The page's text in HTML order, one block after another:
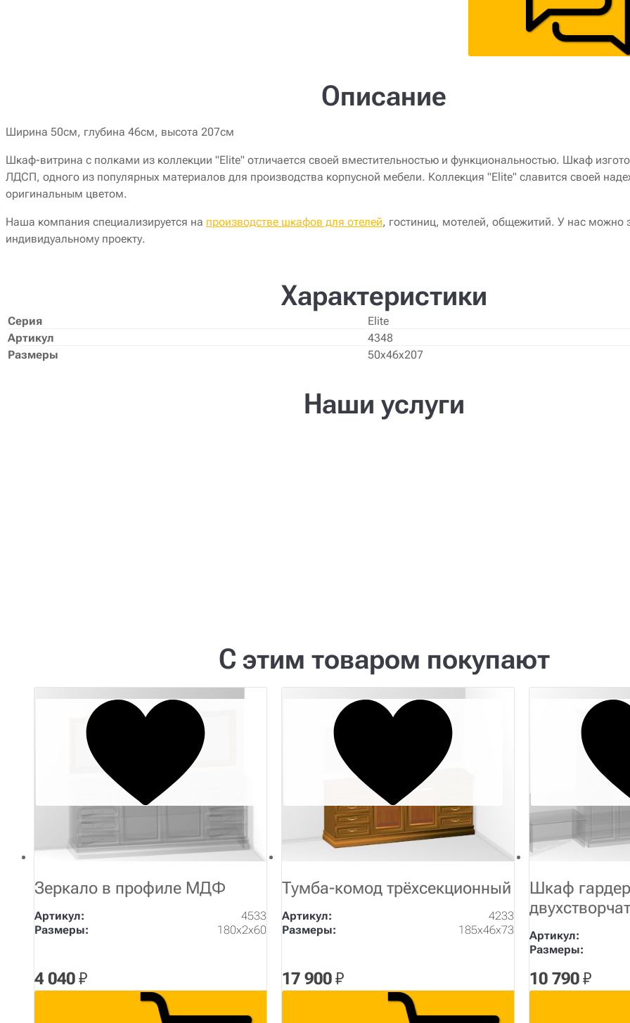
Описание
Ширина 50см, глубина 46см, высота 207см
Шкаф-витрина с полками из коллекции "Elite" отличается своей вместительностью и функциональностью. Шкаф
ЛДСП, одного из популярных материалов для производства корпусной мебели. Коллекция "Elite" славится своей
оригинальным цветом.
Наша компания специализируется на производстве шкафов для отелей, гостиниц, мотелей, общежитий. У нас можно
индивидуальному проекту.
Характеристики
Серия
Elite
Артикул
4348
Размеры
50х46х207
Наши услуги
С этим товаром покупают
Зеркало в профиле МДФ
Артикул:
4533
Размеры:
180х2х60
4 040₽
Тумба-комод трёхсекционный
Артикул:
4233
Размеры:
185х46х73
17 900₽
Шкаф
Артикул:
Размеры:
10 790₽